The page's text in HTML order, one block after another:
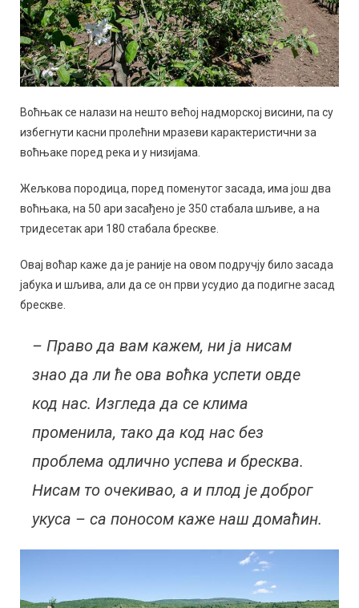
Воћњак се налази на нешто већој надморској висини, па су
избегнути касни пролећни мразеви карактеристични за
воћњаке поред река и у низијама.
Жељкова породица, поред поменутог засада, има још два
воћњака, на 50 ари засађено је 350 стабала шљиве, а на
тридесетак ари 180 стабала брескве.
Овај воћар каже да је раније на овом подручју било засада
јабука и шљива, али да се он први усудио да подигне засад
брескве.
– Право да вам кажем, ни ја нисам
знао да ли ће ова воћка успети овде
код нас. Изгледа да се клима
променила, тако да код нас без
проблема одлично успева и бресква.
Нисам то очекивао, а и плод је доброг
укуса – са поносом каже наш домаћин.